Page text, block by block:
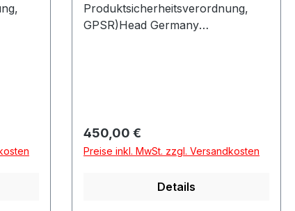
Produktsicherheitsverordnung,
GPSR)Head Germany
Regulärer Preis:
450,00 €
Preise inkl. MwSt. zzgl. Versandkosten
Details